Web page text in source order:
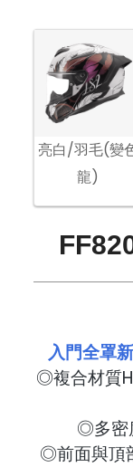
亮白/羽毛(變
龍)
入門全罩
◎複合材質
◎多密
◎前面與頂